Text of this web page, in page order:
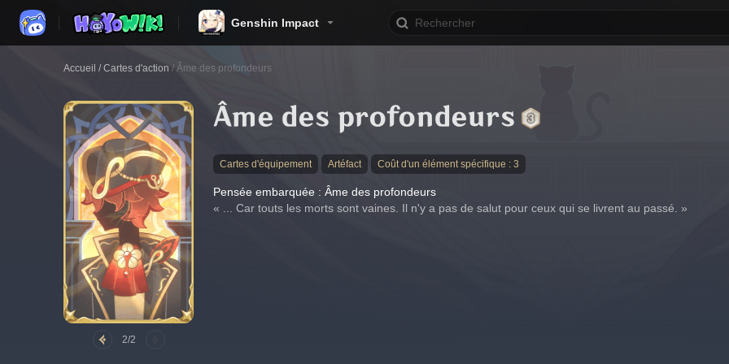
Genshin Impact
Accueil / Cartes d'action / Âme des profondeurs
2/2
Âme des profondeurs
Cartes d'équipement Artéfact Coût d'un élément spécifique : 3
Pensée embarquée : Âme des profondeurs
« ... Car touts les morts sont vaines. Il n'y a pas de salut pour ceux qui se livrent au passé. »